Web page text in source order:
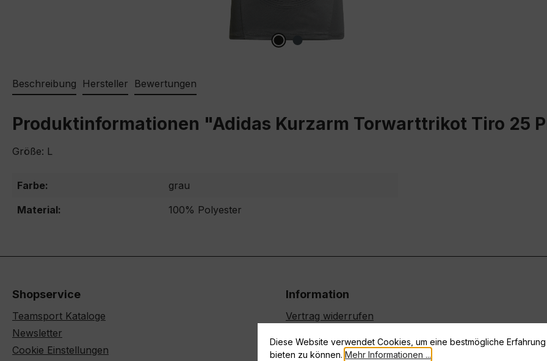
Beschreibung Hersteller Bewertungen
Produktinformationen "Adidas Kurzarm Torwarttrikot Tiro 25
Größe: L
Farbe:
grau
Material:
100% Polyester
Shopservice
Teamsport Kataloge
Newsletter
Cookie Einstellungen
Information
Vertrag widerrufen
Widerrufsrecht
Diese Website verwendet Cookies, um eine bestmögliche Erfahrung
bieten zu können. Mehr Informationen ...